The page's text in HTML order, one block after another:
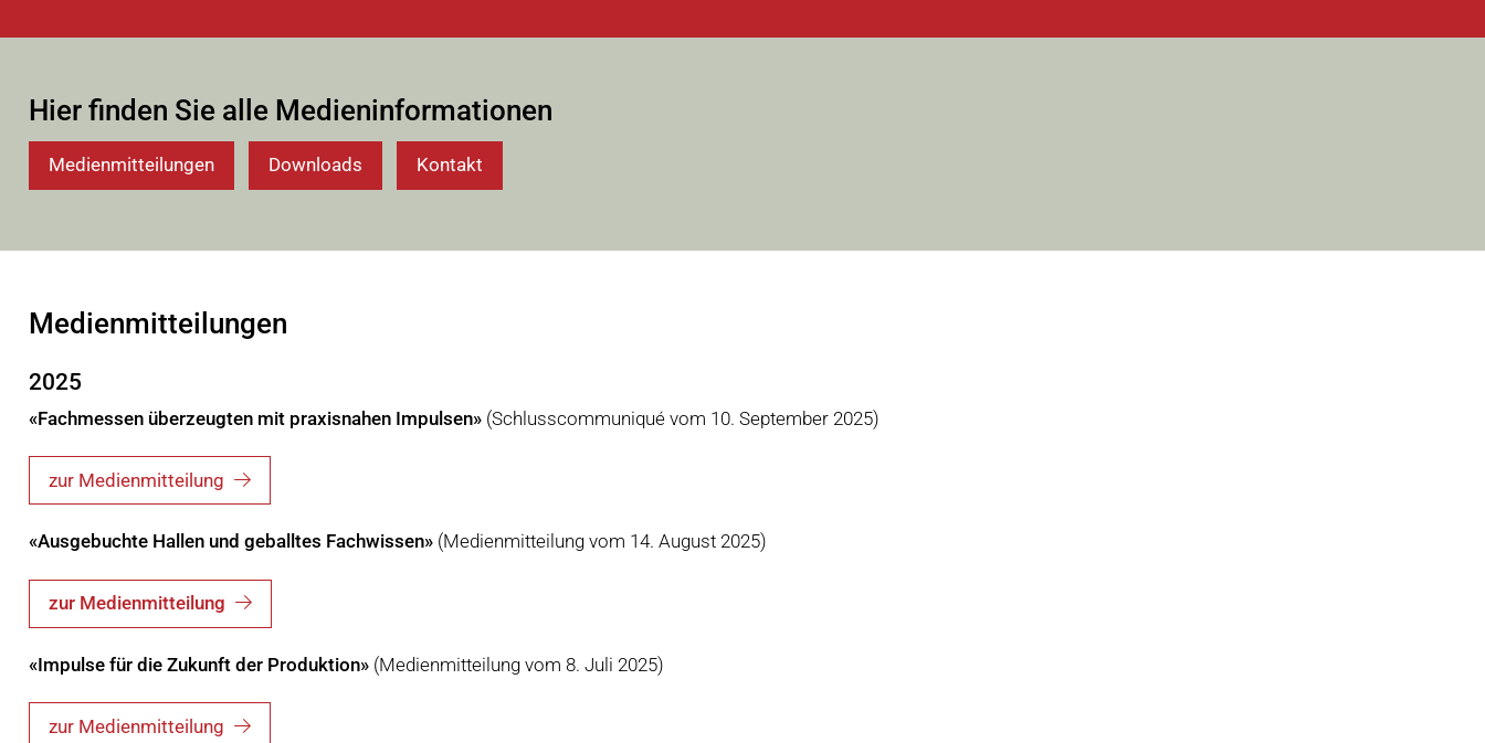
Hier finden Sie alle Medieninformationen
Medienmitteilungen Downloads Kontakt
Medienmitteilungen
2025
«Fachmessen überzeugten mit praxisnahen Impulsen» (Schlusscommuniqué vom 10. September 2025)
zur Medienmitteilung
«Ausgebuchte Hallen und geballtes Fachwissen» (Medienmitteilung vom 14. August 2025)
zur Medienmitteilung
«Impulse für die Zukunft der Produktion» (Medienmitteilung vom 8. Juli 2025)
zur Medienmitteilung